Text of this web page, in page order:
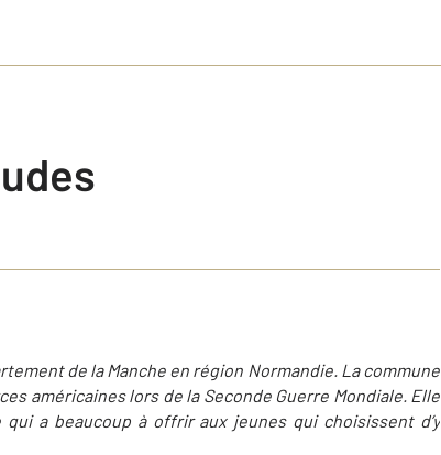
de la Manche en région Normandie. La commune
américaines lors de la Seconde Guerre Mondiale. Elle
a beaucoup à offrir aux jeunes qui choisissent d’y